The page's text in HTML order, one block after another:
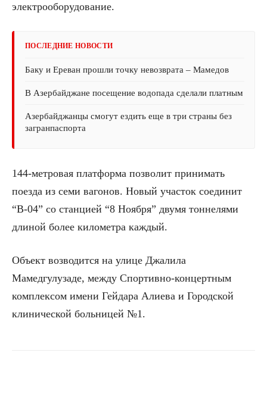
электрооборудование.
ПОСЛЕДНИЕ НОВОСТИ
Баку и Ереван прошли точку невозврата – Мамедов
В Азербайджане посещение водопада сделали платным
Азербайджанцы смогут ездить еще в три страны без
загранпаспорта
144-метровая платформа позволит принимать
поезда из семи вагонов. Новый участок соединит
“B-04” со станцией “8 Ноября” двумя тоннелями
длиной более километра каждый.
Объект возводится на улице Джалила
Мамедгулузаде, между Спортивно-концертным
комплексом имени Гейдара Алиева и Городской
клинической больницей №1.